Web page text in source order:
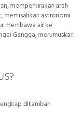
memperkirakan arah
astronomi
membawa air ke
Gangga, merumuskan
ditambah